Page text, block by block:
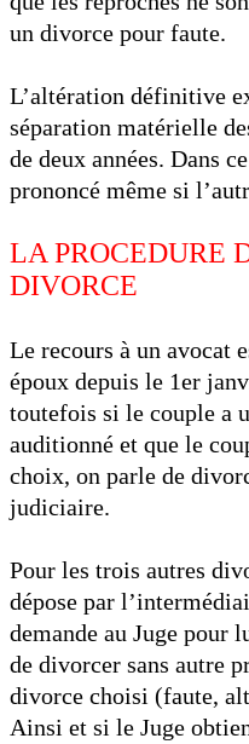
un divorce pour faute.
L’altération définitive
séparation matérielle
de deux années. Dans
prononcé même si
LA PROCEDURE
DIVORCE
Le recours à un avocat
époux depuis le 1er
toutefois si le couple a
auditionné et que le
choix, on parle de
judiciaire.
Pour les trois autres
dépose par
demande au Juge pour
de divorcer sans autre
divorce choisi (faute,
Ainsi et si le Juge